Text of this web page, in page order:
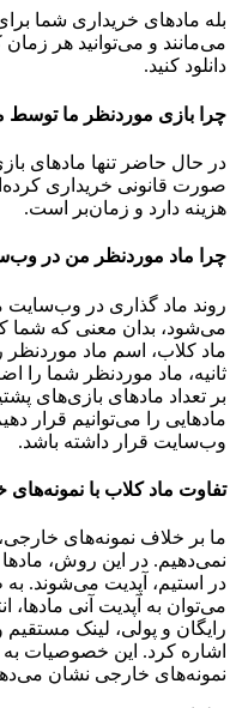
بله مادهای خریداری شما
می‌مانند و می‌توانید هر
دانلود کنید.
چرا بازی موردنظر ما توسط
در حال حاضر تنها مادهای
صورت قانونی خریداری
هزینه دارد و زمان‌بر است.
چرا ماد موردنظر من در
روند ماد گذاری در وب‌سایت
می‌شود، بدان معنی که
ماد کلاب، اسم ماد موردنظر
ثانیه، ماد موردنظر شما را
بر تعداد مادهای بازی‌های
مادهایی را می‌توانیم قرار
وب‌سایت قرار داشته باشد.
تفاوت ماد کلاب با
ما بر خلاف نمونه‌های
نمی‌دهیم. در این روش،
در استیم، آپدیت می‌شوند.
می‌‌توان به آپدیت آنی مادها،
رایگان و پولی، لینک
اشاره کرد. این خصوصیات به
نمونه‌های خارجی نشان